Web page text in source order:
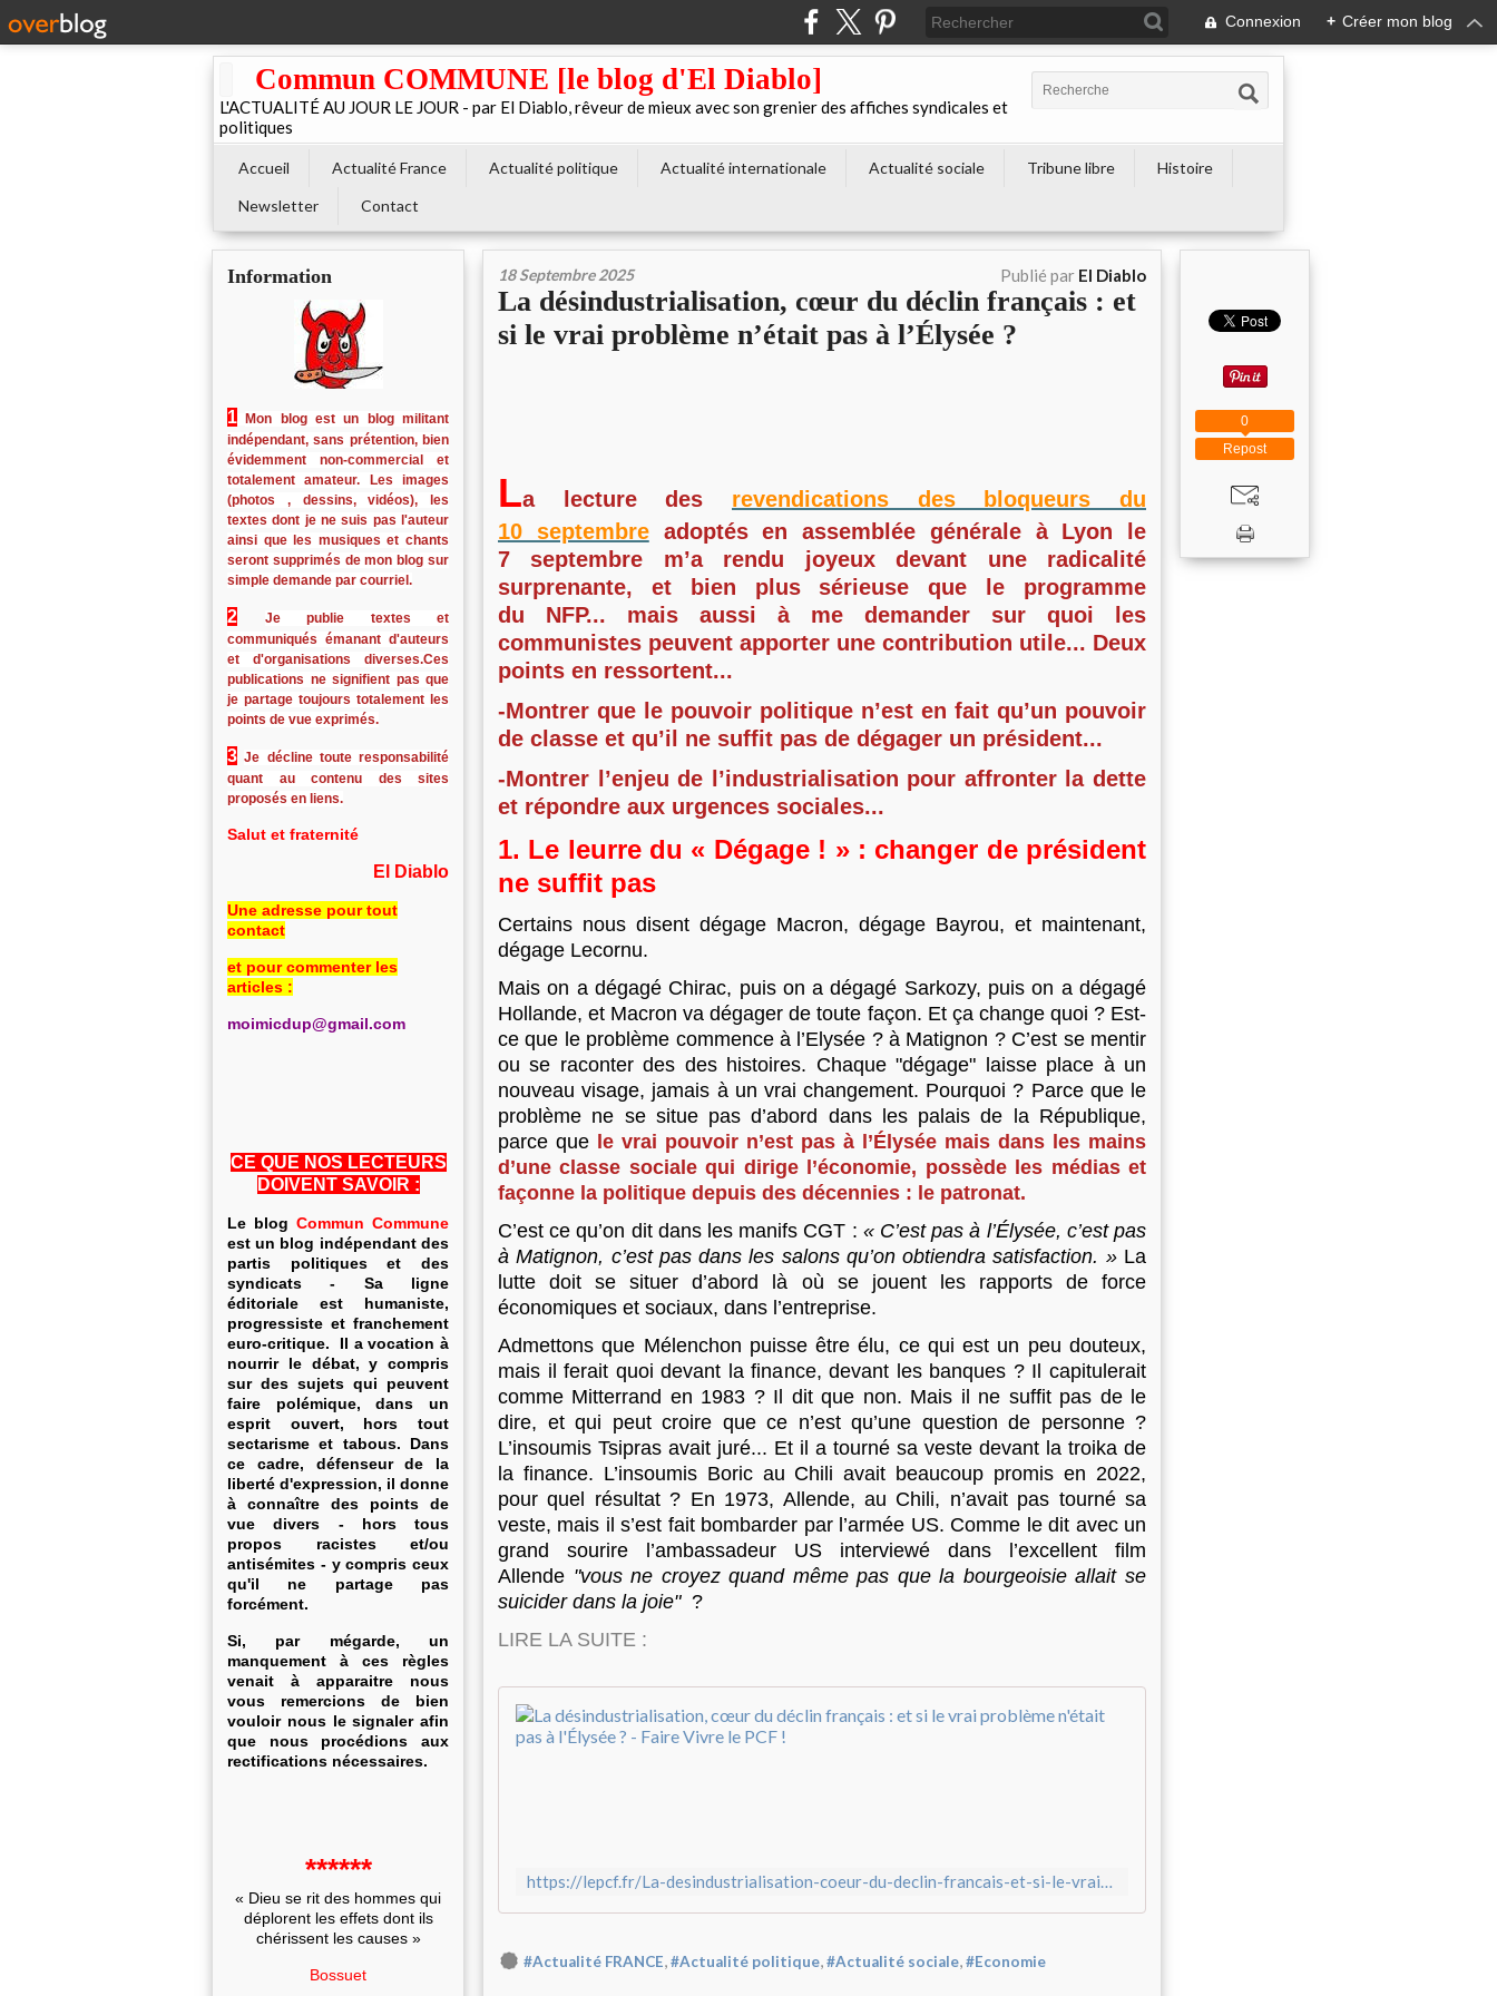
Connexion + Créer mon blog
Commun COMMUNE [le blog d'El Diablo]
L'ACTUALITÉ AU JOUR LE JOUR - par El Diablo, rêveur de mieux avec son grenier des affiches syndicales et
politiques
Accueil Actualité France Actualité politique Actualité internationale Actualité sociale Tribune libre
Histoire
Newsletter
Contact
Information
1
Mon blog est un blog militant
indépendant, sans prétention, bien
évidemment non-commercial et
totalement amateur. Les images
(photos , dessins, vidéos), les
textes dont je ne suis pas l'auteur
ainsi que les musiques et chants
seront supprimés de mon blog sur
simple demande par courriel.
2
Je publie textes et
communiqués émanant d'auteurs
et d'organisations diverses.Ces
publications ne signifient pas que
je partage toujours totalement les
points de vue exprimés.
3 Je décline toute responsabilité
quant au contenu des sites
proposés en liens.
Salut et fraternité
El Diablo
Une adresse pour tout
contact
et pour commenter les
articles :
moimicdup@gmail.com
CE QUE NOS LECTEURS
DOIVENT SAVOIR :
Le blog Commun Commune
est un blog indépendant des
partis politiques et des
syndicats - Sa ligne
éditoriale est humaniste,
progressiste et franchement
euro-critique. Il a vocation à
nourrir le débat, y compris
sur des sujets qui peuvent
faire polémique, dans un
esprit ouvert, hors tout
sectarisme et tabous. Dans
ce cadre, défenseur de la
liberté d'expression, il donne
à connaître des points de
vue divers - hors tous
propos racistes et/ou
antisémites - y compris ceux
qu'il ne partage pas
forcément.
Si, par mégarde, un
manquement à ces règles
venait à apparaitre nous
vous remercions de bien
vouloir nous le signaler afin
que nous procédions aux
rectifications nécessaires.
******
« Dieu se rit des hommes qui
déplorent les effets dont ils
chérissent les causes »
Bossuet
18 Septembre 2025 Publié par El Diablo
La désindustrialisation, cœur du déclin français : et
si le vrai problème n’était pas à l’Élysée ?
La lecture des revendications des bloqueurs du
10 septembreadoptés en assemblée générale à Lyon le
7 septembre m’a rendu joyeux devant une radicalité
surprenante, et bien plus sérieuse que le programme
du NFP... mais aussi à me demander sur quoi les
communistes peuvent apporter une contribution utile... Deux
points en ressortent...
-Montrer que le pouvoir politique n’est en fait qu’un pouvoir
de classe et qu’il ne suffit pas de dégager un président...
-Montrer l’enjeu de l’industrialisation pour affronter la dette
et répondre aux urgences sociales...
1. Le leurre du « Dégage ! » : changer de président
ne suffit pas
Certains nous disent dégage Macron, dégage Bayrou, et maintenant,
dégage Lecornu.
Mais on a dégagé Chirac, puis on a dégagé Sarkozy, puis on a dégagé
Hollande, et Macron va dégager de toute façon. Et ça change quoi ? Est-
ce que le problème commence à l’Elysée ? à Matignon ? C’est se mentir
ou se raconter des des histoires. Chaque "dégage" laisse place à un
nouveau visage, jamais à un vrai changement. Pourquoi ? Parce que le
problème ne se situe pas d’abord dans les palais de la République,
parce que le vrai pouvoir n’est pas à l’Élysée mais dans les mains
d’une classe sociale qui dirige l’économie, possède les médias et
façonne la politique depuis des décennies : le patronat.
C’est ce qu’on dit dans les manifs CGT : « C’est pas à l’Élysée, c’est pas
à Matignon, c’est pas dans les salons qu’on obtiendra satisfaction. »La
lutte doit se situer d’abord là où se jouent les rapports de force
économiques et sociaux, dans l’entreprise.
Admettons que Mélenchon puisse être élu, ce qui est un peu douteux,
mais il ferait quoi devant la finance, devant les banques ? Il capitulerait
comme Mitterrand en 1983 ? Il dit que non. Mais il ne suffit pas de le
dire, et qui peut croire que ce n’est qu’une question de personne ?
L’insoumis Tsipras avait juré... Et il a tourné sa veste devant la troika de
la finance. L’insoumis Boric au Chili avait beaucoup promis en 2022,
pour quel résultat ? En 1973, Allende, au Chili, n’avait pas tourné sa
veste, mais il s’est fait bombarder par l’armée US. Comme le dit avec un
grand sourire l’ambassadeur US interviewé dans l’excellent film
Allende "vous ne croyez quand même pas que la bourgeoisie allait se
suicider dans la joie" ?
LIRE LA SUITE :
r
https://lepcf.fr/La-desindustrialisation-coeur-du-declin-francais-et-si-le-vrai-probleme-n-etait
#Actualité FRANCE,#Actualité politique,#Actualité sociale,#Economie
Repost
0